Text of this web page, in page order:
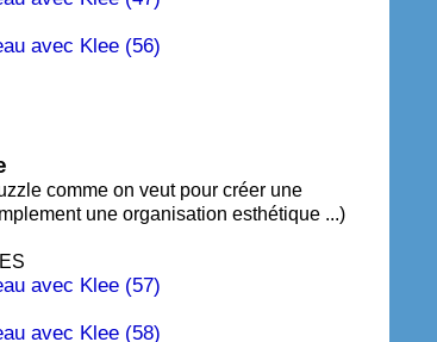
comme on veut pour créer une
une organisation esthétique ...)